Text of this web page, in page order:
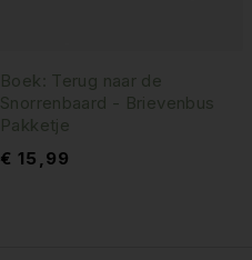
Boek: Terug naar de
Snorrenbaard - Brievenbus
Pakketje
€ 15,99